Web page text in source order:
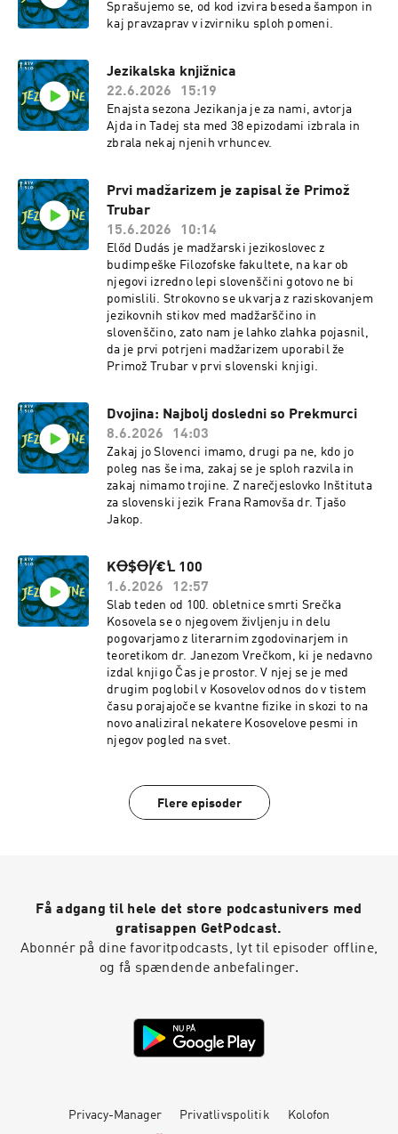
Sprašujemo se, od kod izvira beseda šampon in
kaj pravzaprav v izvirniku sploh pomeni.
Jezikalska knjižnica
22.6.2026
15:19
Enajsta sezona Jezikanja je za nami, avtorja
Ajda in Tadej sta med 38 epizodami izbrala in
zbrala nekaj njenih vrhuncev.
Prvi madžarizem je zapisal že Primož
Trubar
15.6.2026
10:14
Előd Dudás je madžarski jezikoslovec z
budimpeške Filozofske fakultete, na kar ob
njegovi izredno lepi slovenščini gotovo ne bi
pomislili. Strokovno se ukvarja z raziskovanjem
jezikovnih stikov med madžarščino in
slovenščino, zato nam je lahko zlahka pojasnil,
da je prvi potrjeni madžarizem uporabil že
Primož Trubar v prvi slovenski knjigi.
Dvojina: Najbolj dosledni so Prekmurci
8.6.2026
14:03
Zakaj jo Slovenci imamo, drugi pa ne, kdo jo
poleg nas še ima, zakaj se je sploh razvila in
zakaj nimamo trojine. Z narečjeslovko Inštituta
za slovenski jezik Frana Ramovša dr. Tjašo
Jakop.
KꝊ$ꝊꝨ€Ꝇ 100
1.6.2026
12:57
Slab teden od 100. obletnice smrti Srečka
Kosovela se o njegovem življenju in delu
pogovarjamo z literarnim zgodovinarjem in
teoretikom dr. Janezom Vrečkom, ki je nedavno
izdal knjigo Čas je prostor. V njej se je med
drugim poglobil v Kosovelov odnos do v tistem
času porajajoče se kvantne fizike in skozi to na
novo analiziral nekatere Kosovelove pesmi in
njegov pogled na svet.
Flere episoder
Få adgang til hele det store podcastunivers med
gratisappen GetPodcast.
Abonnér på dine favoritpodcasts, lyt til episoder offline,
og få spændende anbefalinger.
Privacy-Manager Privatlivspolitik Kolofon